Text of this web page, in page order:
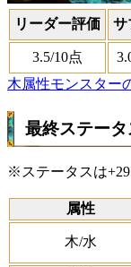
リーダー評価 サ
3.5/10点
木属性モンスター
最終ステータ
※ステータスは
属性
木/水